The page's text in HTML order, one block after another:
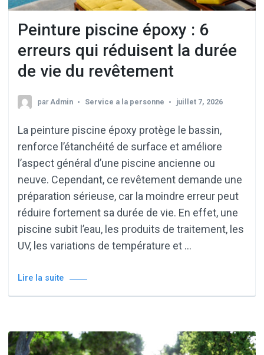
Peinture piscine époxy : 6
erreurs qui réduisent la durée
de vie du revêtement
par Admin Service a la personne juillet 7, 2026
La peinture piscine époxy protège le bassin,
renforce l’étanchéité de surface et améliore
l’aspect général d’une piscine ancienne ou
neuve. Cependant, ce revêtement demande une
préparation sérieuse, car la moindre erreur peut
réduire fortement sa durée de vie. En effet, une
piscine subit l’eau, les produits de traitement, les
UV, les variations de température et …
Lire la suite